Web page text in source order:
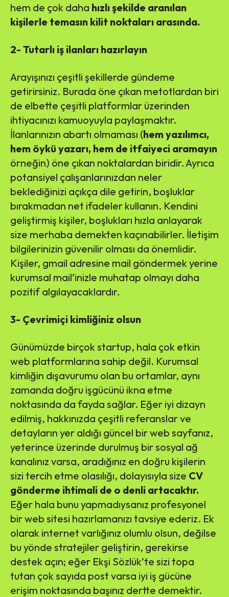
hem de çok daha hızlı şekilde aranılan
kişilerle temasın kilit noktaları arasında.
2- Tutarlı iş ilanları hazırlayın
Arayışınızı çeşitli şekillerde gündeme
getirirsiniz. Burada öne çıkan metotlardan biri
de elbette çeşitli platformlar üzerinden
ihtiyacınızı kamuoyuyla paylaşmaktır.
İlanlarınızın abartı olmaması (hem yazılımcı,
hem öykü yazarı, hem de itfaiyeci aramayın
örneğin) öne çıkan noktalardan biridir. Ayrıca
potansiyel çalışanlarınızdan neler
beklediğinizi açıkça dile getirin, boşluklar
bırakmadan net ifadeler kullanın. Kendini
geliştirmiş kişiler, boşlukları hızla anlayarak
size merhaba demekten kaçınabilirler. İletişim
bilgilerinizin güvenilir olması da önemlidir.
Kişiler, gmail adresine mail göndermek yerine
kurumsal mail’inizle muhatap olmayı daha
pozitif algılayacaklardır.
3- Çevrimiçi kimliğiniz olsun
Günümüzde birçok startup, hala çok etkin
web platformlarına sahip değil. Kurumsal
kimliğin dışavurumu olan bu ortamlar, aynı
zamanda doğru işgücünü ikna etme
noktasında da fayda sağlar. Eğer iyi dizayn
edilmiş, hakkınızda çeşitli referanslar ve
detayların yer aldığı güncel bir web sayfanız,
yeterince üzerinde durulmuş bir sosyal ağ
kanalınız varsa, aradığınız en doğru kişilerin
sizi tercih etme olasılığı, dolayısıyla size CV
gönderme ihtimali de o denli artacaktır.
Eğer hala bunu yapmadıysanız profesyonel
bir web sitesi hazırlamanızı tavsiye ederiz. Ek
olarak internet varlığınız olumlu olsun, değilse
bu yönde stratejiler geliştirin, gerekirse
destek açın; eğer Ekşi Sözlük’te sizi topa
tutan çok sayıda post varsa iyi iş gücüne
erişim noktasında başınız dertte demektir.